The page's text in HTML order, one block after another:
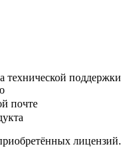
технической поддержки
почте
лицензий.